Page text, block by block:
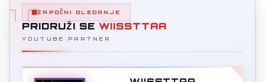
ZAPOČNI GLEDANJE
PRIDRUŽI SE WIISSTTAA
YOUTUBE PARTNER